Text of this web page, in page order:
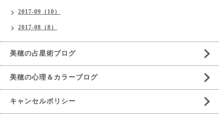
2017-09（10）
2017-08（8）
美穂の占星術ブログ
美穂の心理＆カラーブログ
キャンセルポリシー